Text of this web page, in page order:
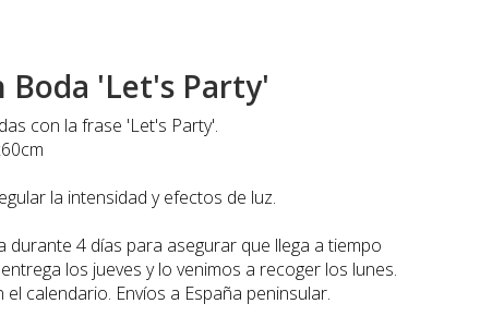
'Let's Party'
con la frase 'Let's Party'.
la intensidad y efectos de luz.
durante 4 días para asegurar que llega a tiempo
los jueves y lo venimos a recoger los lunes.
calendario. Envíos a España peninsular.